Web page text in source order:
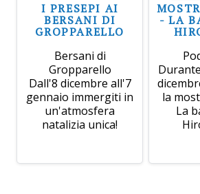
I PRESEPI AI
BERSANI DI
GROPPARELLO
Bersani di
Gropparello
Dall'8 dicembre all'7
gennaio immergiti in
un'atmosfera
natalizia unica!
- LA
la
La